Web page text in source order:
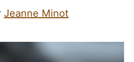
Jeanne Minot